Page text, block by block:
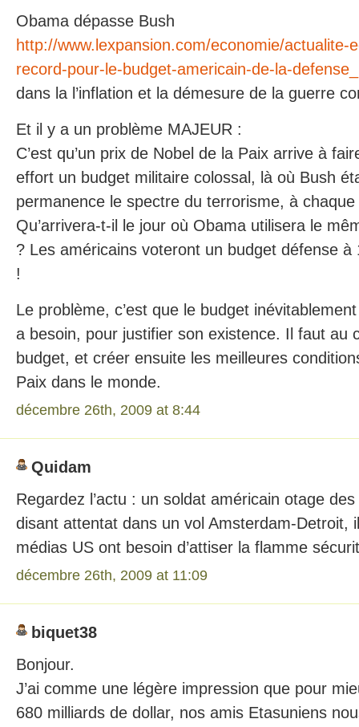
Obama dépasse Bush
http://www.lexpansion.com/economie/actualite-
record-pour-le-budget-americain-de-la-
dans la l’inflation et la démesure de la guerre
Et il y a un problème MAJEUR :
C’est qu’un prix de Nobel de la Paix arrive à
effort un budget militaire colossal, là où Bush
permanence le spectre du terrorisme, à
Qu’arrivera-t-il le jour où Obama utilisera le
? Les américains voteront un budget défense à
!
Le problème, c’est que le budget
a besoin, pour justifier son existence. Il faut au
budget, et créer ensuite les meilleures
Paix dans le monde.
décembre 26th, 2009 at 8:44
Quidam
Regardez l’actu : un soldat américain otage
disant attentat dans un vol Amsterdam-Detroit,
médias US ont besoin d’attiser la flamme
décembre 26th, 2009 at 11:09
biquet38
Bonjour.
J’ai comme une légère impression que pour
680 milliards de dollar, nos amis Etasuniens